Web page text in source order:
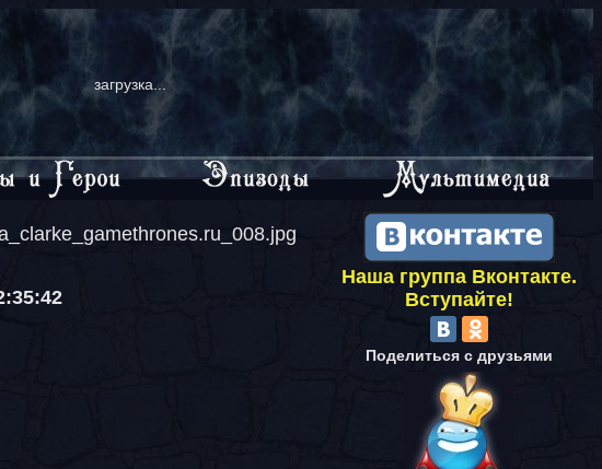
загрузка...
Наша группа Вконтакте.
Вступайте!
Поделиться с друзьями